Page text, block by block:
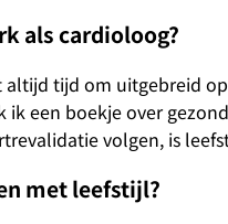
als cardioloog?
tijd om uitgebreid
een boekje over
volgen, is
met leefstijl?